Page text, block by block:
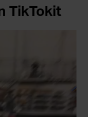
TikTokit